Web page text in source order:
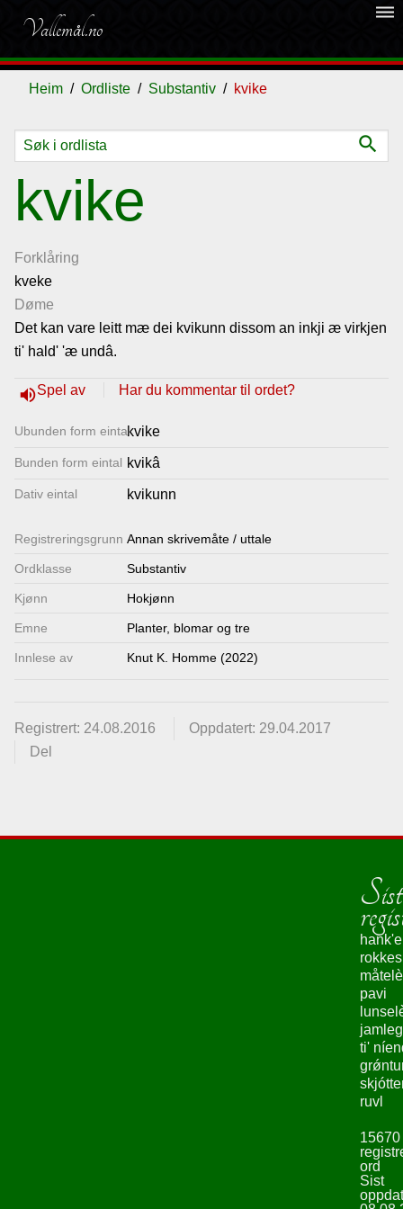
Vallemål.no
dehaze
Heim Ordliste Substantiv kvike
search
kvike
Forklåring
kveke
Døme
Det kan vare leitt mæ dei kvikunn dissom an inkji æ virkjen
ti' hald' 'æ undâ.
volume_upSpel av Har du kommentar til ordet?
Ubunden form eintalkvike
Bunden form eintal kvikâ
Dativ eintal kvikunn
Registrerings­grunn Annan skrivemåte / uttale
Ordklasse Substantiv
Kjønn Hokjønn
Emne Planter, blomar og tre
Innlese av Knut K. Homme (2022)
Registrert: 24.08.2016
Oppdatert: 29.04.2017
Del
Ordliste
Om
vallemålet
Gjestebok
Lenkjer
Kontakt
hank'e
pavi
ti'
ruvl
15670
ord
Sist